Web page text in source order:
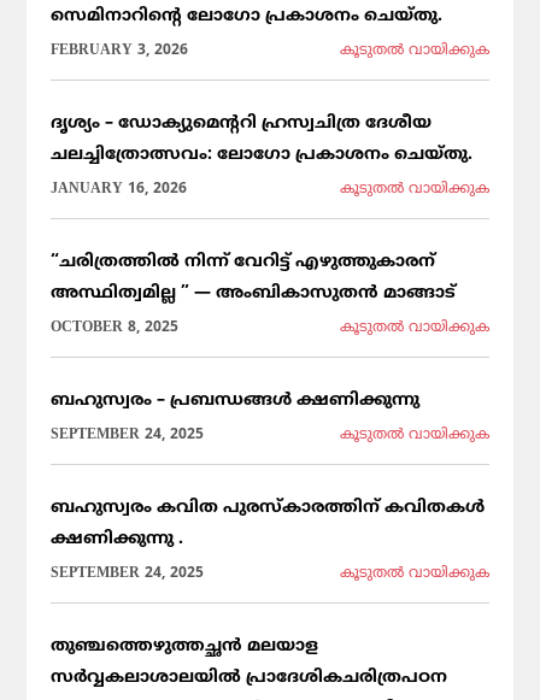
സെമിനാറിൻ്റെ ലോഗോ പ്രകാശനം ചെയ്തു.
FEBRUARY 3, 2026 കൂടുതല്‍ വായിക്കുക
ദൃശ്യം – ഡോക്യുമെന്ററി ഹ്രസ്വചിത്ര ദേശീയ
ചലച്ചിത്രോത്സവം: ലോഗോ പ്രകാശനം ചെയ്തു.
JANUARY 16, 2026 കൂടുതല്‍ വായിക്കുക
“ചരിത്രത്തിൽ നിന്ന് വേറിട്ട് എഴുത്തുകാരന്
അസ്ഥിത്വമില്ല ” — അംബികാസുതൻ മാങ്ങാട്
OCTOBER 8, 2025 കൂടുതല്‍ വായിക്കുക
ബഹുസ്വരം – പ്രബന്ധങ്ങൾ ക്ഷണിക്കുന്നു
SEPTEMBER 24, 2025 കൂടുതല്‍ വായിക്കുക
ബഹുസ്വരം കവിത പുരസ്കാരത്തിന് കവിതകൾ
ക്ഷണിക്കുന്നു .
SEPTEMBER 24, 2025 കൂടുതല്‍ വായിക്കുക
തുഞ്ചത്തെഴുത്തച്ഛൻ മലയാള
സർവ്വകലാശാലയിൽ പ്രാദേശികചരിത്രപഠന